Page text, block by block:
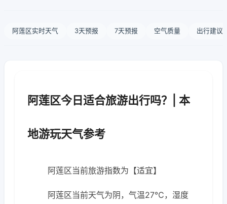
阿莲区实时天气 3天预报 7天预报 空气质量 出行建议
阿莲区今日适合旅游出行吗？| 本
地游玩天气参考
阿莲区当前旅游指数为【适宜】
阿莲区当前天气为阴，气温27℃，湿度